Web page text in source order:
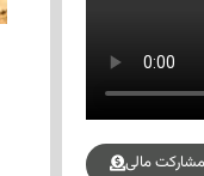
مشارکت مالی